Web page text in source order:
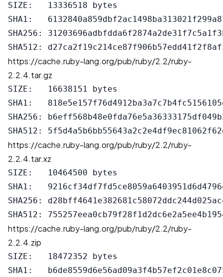
SIZE:   13336518 bytes
SHA1:
SHA256:
https://cache.ruby-lang.org/pub/ruby/2.2/ruby-
2.2.4.tar.gz
SIZE:   16638151 bytes
SHA1:
SHA256:
https://cache.ruby-lang.org/pub/ruby/2.2/ruby-
2.2.4.tar.xz
SIZE:   10464500 bytes
SHA1:
SHA256:
https://cache.ruby-lang.org/pub/ruby/2.2/ruby-
2.2.4.zip
SIZE:   18472352 bytes
SHA1: